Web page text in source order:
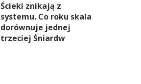
Ścieki znikają z
systemu. Co roku skala
dorównuje jednej
trzeciej Śniardw